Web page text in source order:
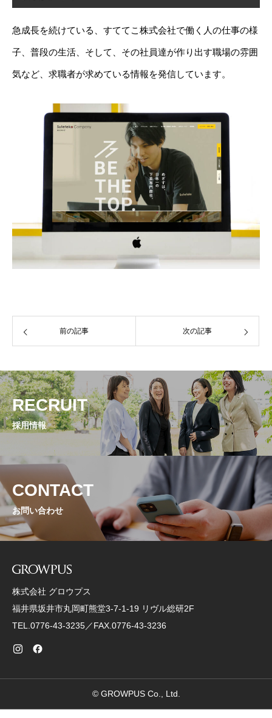
急成長を続けている、すててこ株式会社で働く人の仕事の様
子、普段の生活、そして、その社員達が作り出す職場の雰囲
気など、求職者が求めている情報を発信しています。
前の記事 次の記事
RECRUIT
採用情報
CONTACT
お問い合わせ
株式会社 グロウプス
福井県坂井市丸岡町熊堂3-7-1-19 リヴル総研2F
TEL.0776-43-3235／FAX.0776-43-3236
© GROWPUS Co., Ltd.